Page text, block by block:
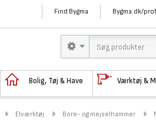
Find Bygma Bygma.dk/
Bolig, Tøj & Have Værktøj &
Elværktøj Bore- og mejselhammer